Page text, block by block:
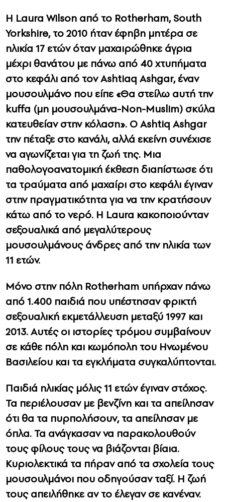
Η Laura Wilson από το Rotherham, South
Yorkshire, το 2010 ήταν έφηβη μητέρα σε
ηλικία 17 ετών όταν μαχαιρώθηκε άγρια ​​
μέχρι θανάτου με πάνω από 40 χτυπήματα
στο κεφάλι από τον Ashtiaq Ashgar, έναν
μουσουλμάνο που είπε «Θα στείλω αυτή την
kuffa (μη μουσουλμάνα-Non-Muslim) σκύλα
κατευθείαν στην κόλαση». Ο Ashtiq Ashgar
την πέταξε στο κανάλι, αλλά εκείνη συνέχισε
να αγωνίζεται για τη ζωή της. Μια
παθολογοανατομική έκθεση διαπίστωσε ότι
τα τραύματα από μαχαίρι στο κεφάλι έγιναν
στην πραγματικότητα για να την κρατήσουν
κάτω από το νερό. Η Laura κακοποιούνταν
σεξουαλικά από μεγαλύτερους
μουσουλμάνους άνδρες από την ηλικία των
11 ετών.
Μόνο στην πόλη Rotherham υπήρχαν πάνω
από 1.400 παιδιά που υπέστησαν φρικτή
σεξουαλική εκμετάλλευση μεταξύ 1997 και
2013. Αυτές οι ιστορίες τρόμου συμβαίνουν
σε κάθε πόλη και κωμόπολη του Ηνωμένου
Βασιλείου και τα εγκλήματα συγκαλύπτονται.
Παιδιά ηλικίας μόλις 11 ετών έγιναν στόχος.
Τα περιέλουσαν με βενζίνη και τα απείλησαν
ότι θα τα πυρπολήσουν, τα απείλησαν με
όπλα. Τα ανάγκασαν να παρακολουθούν
τους φίλους τους να βιάζονται βίαια.
Κυριολεκτικά τα πήραν από τα σχολεία τους
μουσουλμάνοι που οδηγούσαν ταξί. Η ζωή
τους απειλήθηκε αν το έλεγαν σε κανέναν.